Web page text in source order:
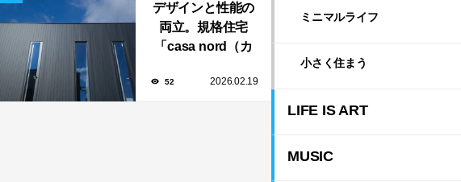
デザインと性能の
両立。規格住宅
「casa nord（カ
のスリット窓に隠
52 2026.02.19
ミニマルライフ
小さく住まう
LIFE IS ART
MUSIC